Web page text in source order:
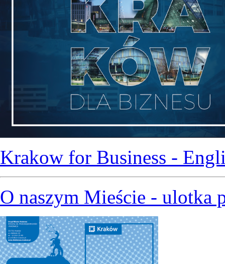
Krakow for Business -
O naszym Mieście - ulotka